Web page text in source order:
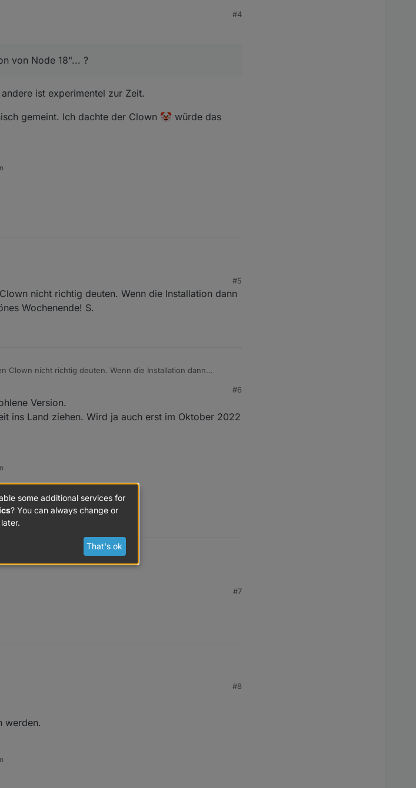
system" in Bezug auf Sicherheit fatal falsch ist. Daher die
?
PM
#4
von Node 18"... ?
ist experimentel zur Zeit.
gemeint. Ich dachte der Clown 🤡 würde das
von Node 18"... ?
#5
nicht richtig deuten. Wenn die Installation dann
Wochenende! S.
Clown nicht richtig deuten. Wenn die Installation dann
PM
#6
Version.
ins Land ziehen. Wird ja auch erst im Oktober 2022
#7
#8
werden.
some additional services for
? You can always change or
That's ok